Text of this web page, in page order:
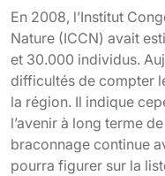
En 2008, l’Institut
Nature (ICCN) avait
et 30.000 individus.
difficultés de compter
la région. Il indique
l’avenir à long terme
braconnage continue
pourra figurer sur la